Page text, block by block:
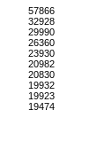
57866
32928
29990
26360
23930
20982
20830
19932
19923
19474